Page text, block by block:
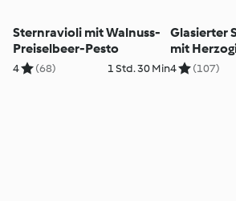
Sternravioli mit Walnuss-
Preiselbeer-Pesto
4 (68) 1 Std. 30 Min
Glasierter
mit
und
4 (107)